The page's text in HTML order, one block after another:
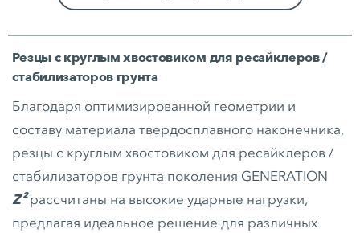
Резцы с круглым хвостовиком для ресайклеров /
стабилизаторов грунта
Благодаря оптимизированной геометрии и
составу материала твердосплавного наконечника,
резцы с круглым хвостовиком для ресайклеров /
стабилизаторов грунта поколения GENERATION
Z²рассчитаны на высокие ударные нагрузки,
предлагая идеальное решение для различных